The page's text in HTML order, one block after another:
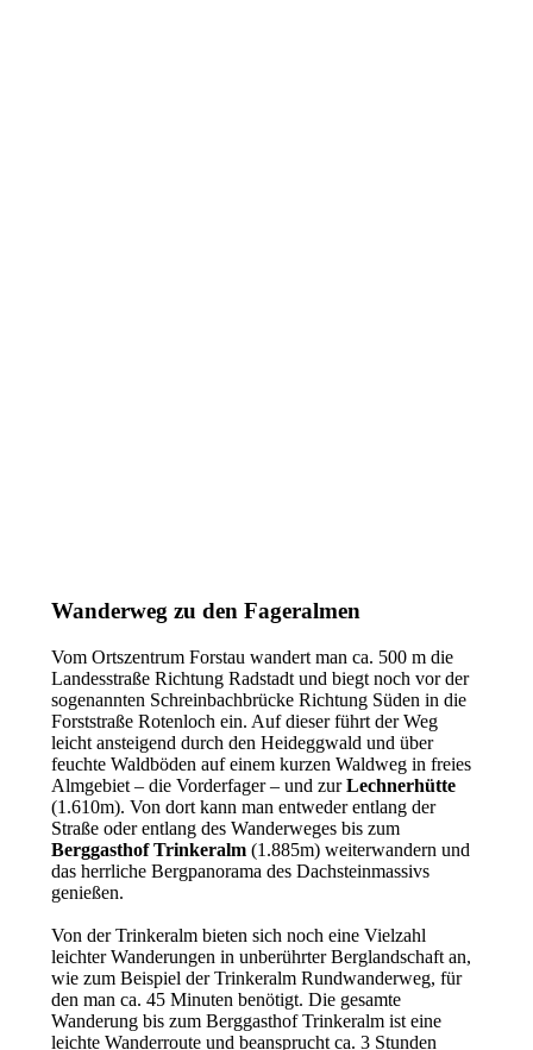
Wanderweg zu den Fageralmen
Vom Ortszentrum Forstau wandert man ca. 500 m die
Landesstraße Richtung Radstadt und biegt noch vor der
sogenannten Schreinbachbrücke Richtung Süden in die
Forststraße Rotenloch ein. Auf dieser führt der Weg
leicht ansteigend durch den Heideggwald und über
feuchte Waldböden auf einem kurzen Waldweg in freies
Almgebiet – die Vorderfager – und zurLechnerhütte
(1.610m). Von dort kann man entweder entlang der
Straße oder entlang des Wanderweges bis zum
Berggasthof Trinkeralm(1.885m) weiterwandern und
das herrliche Bergpanorama des Dachsteinmassivs
genießen.
Von der Trinkeralm bieten sich noch eine Vielzahl
leichter Wanderungen in unberührter Berglandschaft an,
wie zum Beispiel der Trinkeralm Rundwanderweg, für
den man ca. 45 Minuten benötigt. Die gesamte
Wanderung bis zum Berggasthof Trinkeralm ist eine
leichte Wanderroute und beansprucht ca. 3 Stunden